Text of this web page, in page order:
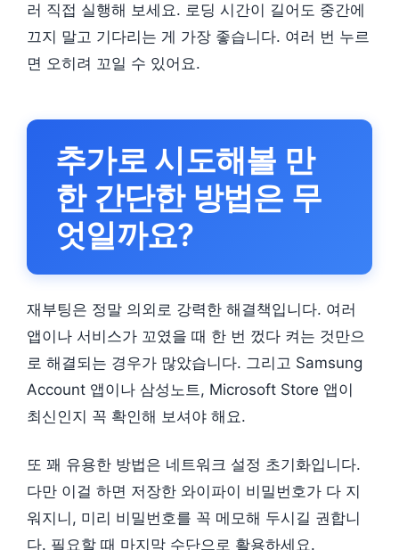
러 직접 실행해 보세요. 로딩 시간이 길어도 중간에
끄지 말고 기다리는 게 가장 좋습니다. 여러 번 누르
면 오히려 꼬일 수 있어요.
추가로 시도해볼 만
한 간단한 방법은 무
엇일까요?
재부팅은 정말 의외로 강력한 해결책입니다. 여러
앱이나 서비스가 꼬였을 때 한 번 껐다 켜는 것만으
로 해결되는 경우가 많았습니다. 그리고 Samsung
Account 앱이나 삼성노트, Microsoft Store 앱이
최신인지 꼭 확인해 보셔야 해요.
또 꽤 유용한 방법은 네트워크 설정 초기화입니다.
다만 이걸 하면 저장한 와이파이 비밀번호가 다 지
워지니, 미리 비밀번호를 꼭 메모해 두시길 권합니
다. 필요할 때 마지막 수단으로 활용하세요.